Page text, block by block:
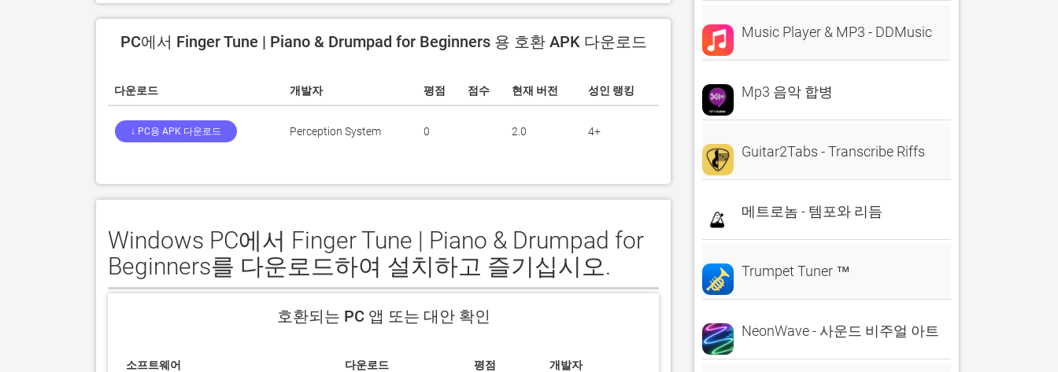
PC에서 Finger Tune | Piano & Drumpad for Beginners 용 호환 APK 다운로드
다운로드 개발자 평점 점수 현재 버전 성인 랭킹
↓ PC용 APK 다운로드 Perception System 0 2.0 4+
Windows PC에서 Finger Tune | Piano & Drumpad for
Beginners를 다운로드하여 설치하고 즐기십시오.
호환되는 PC 앱 또는 대안 확인
소프트웨어 다운로드 평점 개발자
Music Player & MP3 - DDMusic
Mp3 음악 합병
Guitar2Tabs - Transcribe Riffs
메트로놈 - 템포와 리듬
Trumpet Tuner ™
NeonWave - 사운드 비주얼 아트